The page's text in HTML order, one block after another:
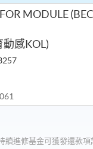
MODULE
動感KOL)
續進修基金可獲發還款項